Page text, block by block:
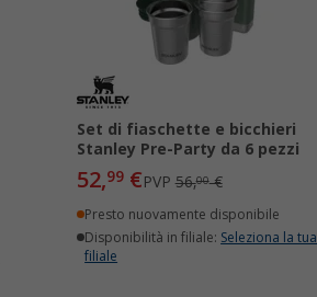
Set di fiaschette e bicchieri
Stanley Pre-Party da 6 pezzi
52,99€PVP56,00€
Presto nuovamente disponibile
Disponibilità in filiale: Seleziona la tua
filiale